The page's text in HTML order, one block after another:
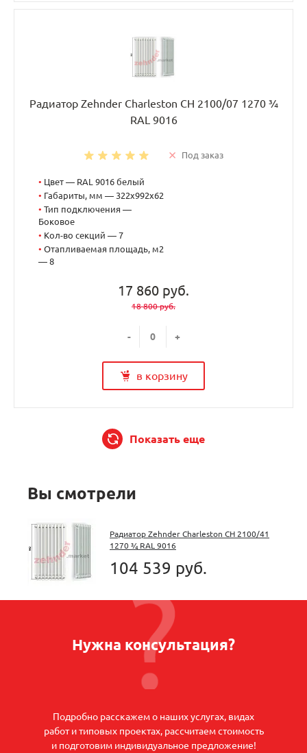
Радиатор Zehnder Charleston CH 2100/07 1270 ¾
RAL 9016
Под заказ
• Цвет — RAL 9016 белый
• Габариты, мм — 322x992x62
• Тип подключения —
Боковое
• Кол-во секций — 7
• Отапливаемая площадь, м2
— 8
17 860 руб.
18 800 руб.
- +
в корзину
Показать еще
Вы смотрели
Радиатор Zehnder Charleston CH 2100/41
1270 ¾ RAL 9016
104 539 руб.
Нужна консультация?
Подробно расскажем о наших услугах, видах
работ и типовых проектах, рассчитаем стоимость
и подготовим индивидуальное предложение!